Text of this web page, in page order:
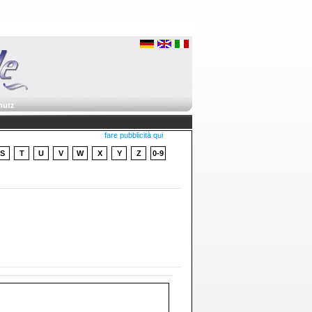
fare pubblicità qui
S T U V W X Y Z 0-9